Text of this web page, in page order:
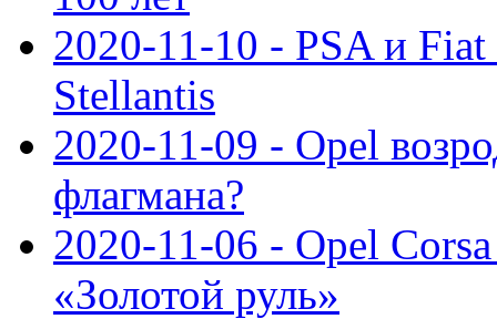
2020-11-10 - PSA и Fiat
Stellantis
2020-11-09 - Opel
флагмана?
2020-11-06 - Opel
«Золотой руль»